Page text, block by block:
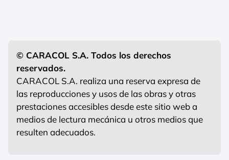
© CARACOL S.A. Todos los derechos
reservados.
CARACOL S.A. realiza una reserva expresa de
las reproducciones y usos de las obras y otras
prestaciones accesibles desde este sitio web a
medios de lectura mecánica u otros medios que
resulten adecuados.